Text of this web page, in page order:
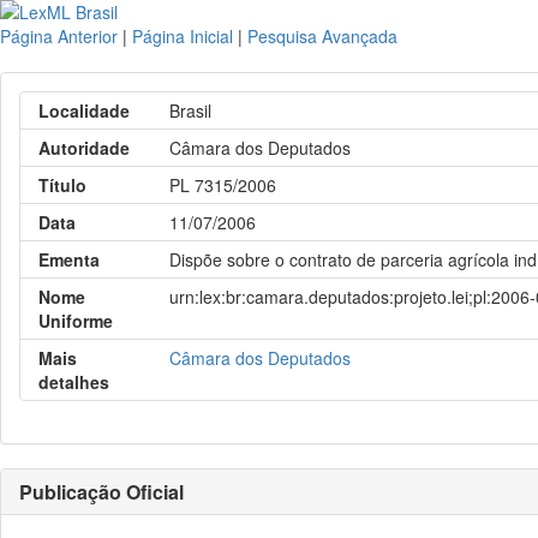
Página Anterior | Página Inicial | Pesquisa Avançada
Localidade
Brasil
Autoridade
Câmara dos Deputados
Título
PL 7315/2006
Data
11/07/2006
Ementa
Dispõe sobre o contrato de parceria agrícola
Nome
Uniforme
Mais
detalhes
Câmara dos Deputados
Publicação Oficial